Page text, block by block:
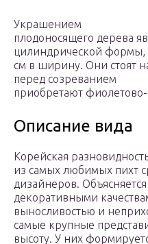
Украшением
плодоносящего дерева
цилиндрической формы,
см в ширину. Они стоят
перед созреванием
приобретают
Описание вида
Корейская
из самых любимых пихт
дизайнеров.
декоративными
выносливостью и
самые крупные
высоту. У них